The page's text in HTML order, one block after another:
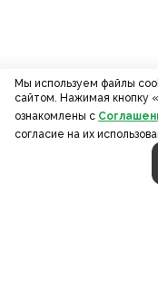
Мы используем файлы
сайтом. Нажимая кнопку
ознакомлены с
согласие на их